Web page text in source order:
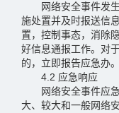
网络安全事件发生
施处置并及时报送信
置，控制事态，消除
好信息通报工作。对
的，立即报告应急办。
4.2 应急响应
网络安全事件应急
大、较大和一般网络